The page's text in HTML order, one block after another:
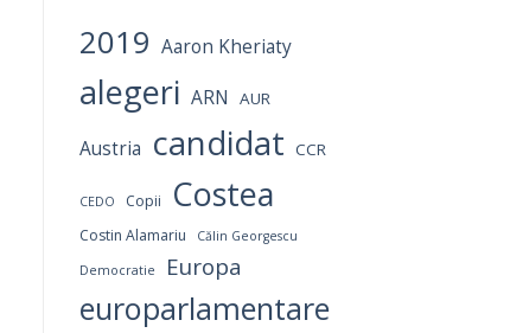
2019 Aaron Kheriaty
alegeri ARN AUR
Austria candidat CCR
CEDO Copii Costea
Costin Alamariu Călin Georgescu
Democratie Europa
europarlamentare